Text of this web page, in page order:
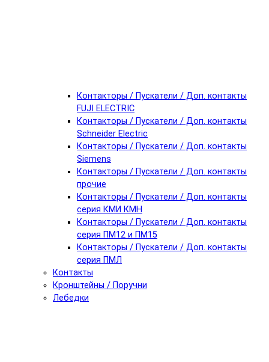
Контакторы / Пускатели / Доп. контакты
FUJI ELECTRIC
Контакторы / Пускатели / Доп. контакты
Schneider Electric
Контакторы / Пускатели / Доп. контакты
Siemens
Контакторы / Пускатели / Доп. контакты
прочие
Контакторы / Пускатели / Доп. контакты
серия КМИ КМН
Контакторы / Пускатели / Доп. контакты
серия ПМ12 и ПМ15
Контакторы / Пускатели / Доп. контакты
серия ПМЛ
Контакты
Кронштейны / Поручни
Лебедки